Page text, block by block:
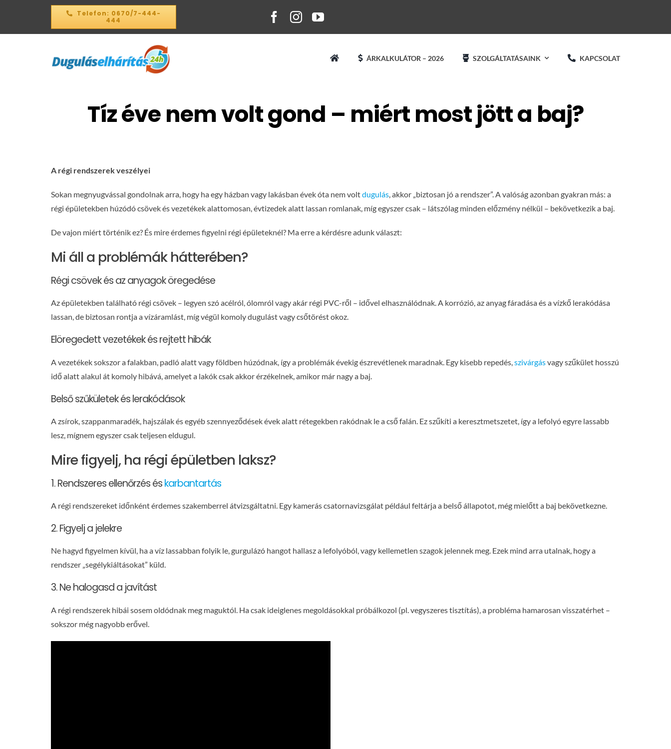
Telefon: 0670/7-444-
444
ÁRKALKULÁTOR – 2026 SZOLGÁLTATÁSAINK KAPCSOLAT
Tíz éve nem volt gond – miért most jött a baj?
A régi rendszerek veszélyei
Sokan megnyugvással gondolnak arra, hogy ha egy házban vagy lakásban évek óta nem voltdugulás, akkor „biztosan jó a rendszer”. A valóság azonban gyakran más: a
régi épületekben húzódó csövek és vezetékek alattomosan, évtizedek alatt lassan romlanak, míg egyszer csak – látszólag minden előzmény nélkül – bekövetkezik a baj.
De vajon miért történik ez? És mire érdemes figyelni régi épületeknél? Ma erre a kérdésre adunk választ:
Mi áll a problémák hátterében?
Régi csövek és az anyagok öregedése
Az épületekben található régi csövek – legyen szó acélról, ólomról vagy akár régi PVC-ről – idővel elhasználódnak. A korrózió, az anyag fáradása és a vízkő lerakódása
lassan, de biztosan rontja a vízáramlást, míg végül komoly dugulást vagy csőtörést okoz.
Elöregedett vezetékek és rejtett hibák
A vezetékek sokszor a falakban, padló alatt vagy földben húzódnak, így a problémák évekig észrevétlenek maradnak. Egy kisebb repedés, szivárgásvagy szűkület hosszú
idő alatt alakul át komoly hibává, amelyet a lakók csak akkor érzékelnek, amikor már nagy a baj.
Belső szűkületek és lerakódások
A zsírok, szappanmaradék, hajszálak és egyéb szennyeződések évek alatt rétegekben rakódnak le a cső falán. Ez szűkíti a keresztmetszetet, így a lefolyó egyre lassabb
lesz, mígnem egyszer csak teljesen eldugul.
Mire figyelj, ha régi épületben laksz?
1. Rendszeres ellenőrzés éskarbantartás
A régi rendszereket időnként érdemes szakemberrel átvizsgáltatni. Egy kamerás csatornavizsgálat például feltárja a belső állapotot, még mielőtt a baj bekövetkezne.
2. Figyelj a jelekre
Ne hagyd figyelmen kívül, ha a víz lassabban folyik le, gurgulázó hangot hallasz a lefolyóból, vagy kellemetlen szagok jelennek meg. Ezek mind arra utalnak, hogy a
rendszer „segélykiáltásokat” küld.
3. Ne halogasd a javítást
A régi rendszerek hibái sosem oldódnak meg maguktól. Ha csak ideiglenes megoldásokkal próbálkozol (pl. vegyszeres tisztítás), a probléma hamarosan visszatérhet –
sokszor még nagyobb erővel.